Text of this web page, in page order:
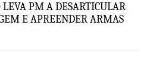
LEVA PM A DESARTICULAR
E APREENDER ARMAS